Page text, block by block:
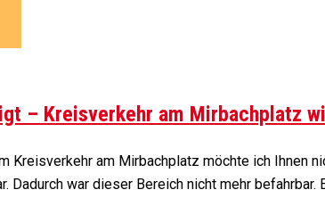
– Kreisverkehr am Mirbachplatz
Kreisverkehr am Mirbachplatz möchte ich
Dadurch war dieser Bereich nicht mehr befahrbar.